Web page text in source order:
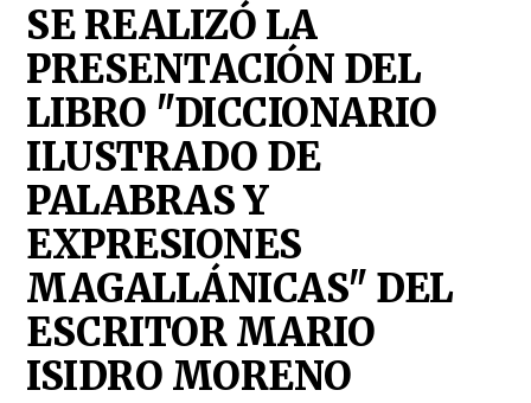
SE REALIZÓ LA
PRESENTACIÓN DEL
LIBRO "DICCIONARIO
ILUSTRADO DE
PALABRAS Y
EXPRESIONES
MAGALLÁNICAS" DEL
ESCRITOR MARIO
ISIDRO MORENO